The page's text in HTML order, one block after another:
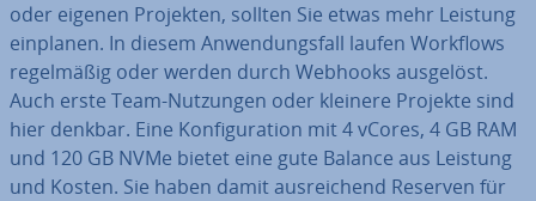
oder eigenen Projekten, sollten Sie etwas mehr Leistung
einplanen. In diesem An­wen­dungs­fall laufen Workflows
re­gel­mä­ßig oder werden durch Webhooks ausgelöst.
Auch erste Team-Nutzungen oder kleinere Projekte sind
hier denkbar. Eine Kon­fi­gu­ra­ti­on mit 4 vCores, 4 GB RAM
und 120 GB NVMe bietet eine gute Balance aus Leistung
und Kosten. Sie haben damit aus­rei­chend Reserven für